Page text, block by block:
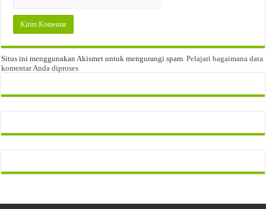
Situs ini menggunakan Akismet untuk mengurangi spam.Pelajari bagaimana data
komentar Anda diproses